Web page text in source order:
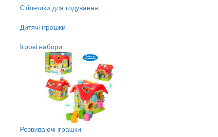
Стільчики для годування
Дитячі іграшки
Ігрові набори
Розвиваючі іграшки